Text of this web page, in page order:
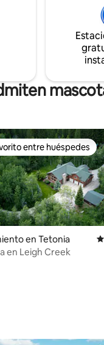
Emigrant de 11 000 pies.
de restaurantes
de la cabaña. Nota:
de telefonía
4.93 de 5, 169 reseñas
entre huéspedes
entre huéspedes
en Tetonia
en Leigh Creek